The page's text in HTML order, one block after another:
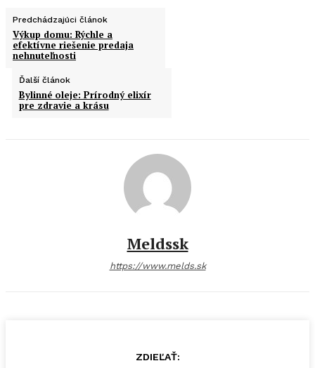
Predchádzajúci článok
Výkup domu: Rýchle a
efektívne riešenie predaja
nehnuteľnosti
Ďalší článok
Bylinné oleje: Prírodný elixír
pre zdravie a krásu
Meldssk
https://www.melds.sk
ZDIEĽAŤ: